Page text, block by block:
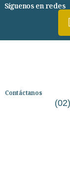
Síguenos en redes
Contáctanos